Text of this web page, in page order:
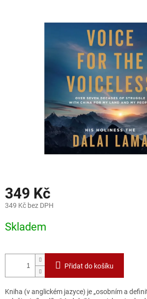
349 Kč
349 Kč bez DPH
cena:
Skladem
Přidat do košíku
Kniha (v anglickém jazyce) je „osobním a